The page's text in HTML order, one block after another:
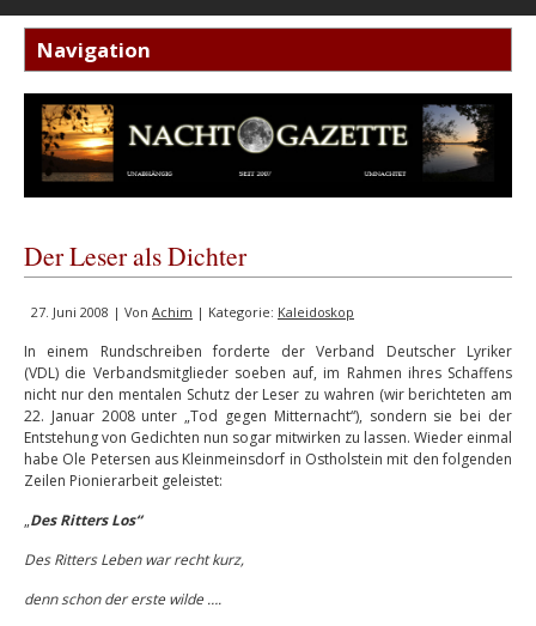
Der Leser als Dichter
27. Juni 2008 | Von Achim | Kategorie: Kaleidoskop
In einem Rundschreiben forderte der Verband Deutscher Lyriker
(VDL) die Verbandsmitglieder soeben auf, im Rahmen ihres Schaffens
nicht nur den mentalen Schutz der Leser zu wahren (wir berichteten am
22. Januar 2008 unter „Tod gegen Mitternacht“), sondern sie bei der
Entstehung von Gedichten nun sogar mitwirken zu lassen. Wieder einmal
habe Ole Petersen aus Kleinmeinsdorf in Ostholstein mit den folgenden
Zeilen Pionierarbeit geleistet:
„Des Ritters Los“
Des Ritters Leben war recht kurz,
denn schon der erste wilde ….